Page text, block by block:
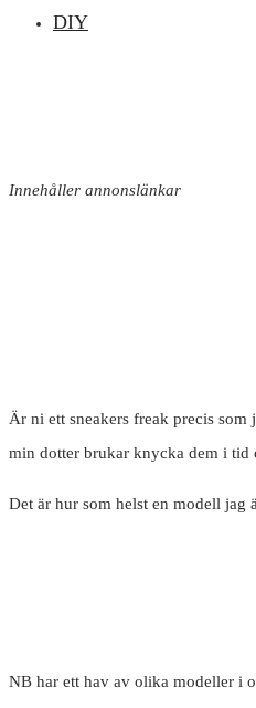
DIY
Innehåller annonslänkar
Är ni ett sneakers freak precis som
min dotter brukar knycka dem i tid
Det är hur som helst en modell jag
NB har ett hav av olika modeller i